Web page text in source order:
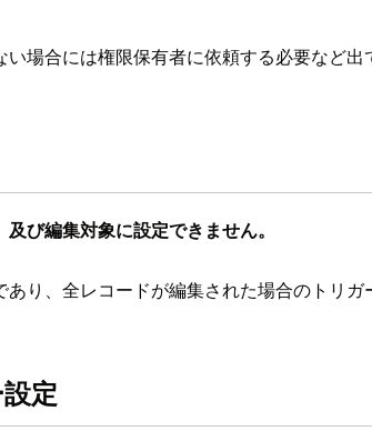
場合には権限保有者に依頼する必要など
び編集対象に設定できません。
り、全レコードが編集された場合のトリ
定